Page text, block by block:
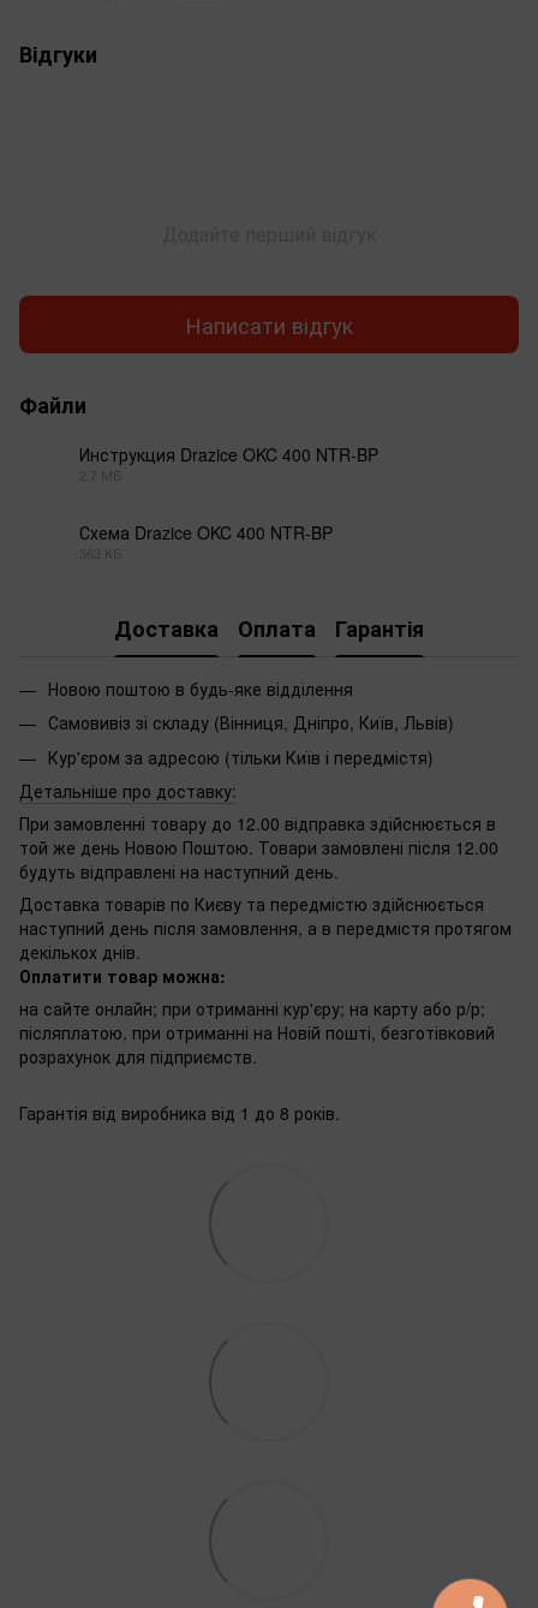
Відгуки
Написати відгук
Файли
Инструкция Drazice OKC 400 NTR-BP
2.7 МБ
Схема Drazice OKC 400 NTR-BP
363 КБ
Доставка Оплата Гарантія
Новою поштою в будь-яке відділення
Самовивіз зі складу (Вінниця, Дніпро, Київ, Львів)
Кур'єром за адресою (тільки Київ і передмістя)
Детальніше про доставку:
При замовленні товару до 12.00 відправка здійснюється в
той же день Новою Поштою. Товари замовлені після 12.00
будуть відправлені на наступний день.
Доставка товарів по Києву та передмістю здійснюється
наступний день після замовлення, а в передмістя протягом
декількох днів.
Оплатити товар можна:
на сайте онлайн; при отриманні кур'єру; на карту або р/р;
післяплатою, при отриманні на Новій пошті, безготівковий
розрахунок для підприємств.
Гарантія від виробника від 1 до 8 років.